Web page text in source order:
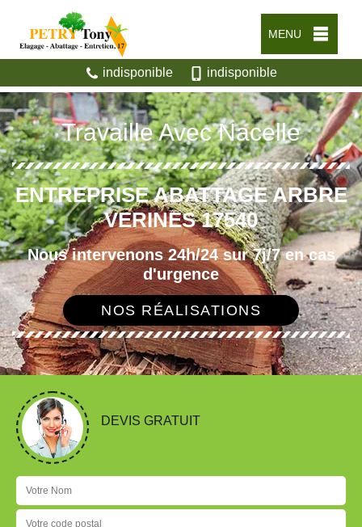
MENU
indisponible indisponible
Travaille Avec Nacelle
ENTREPRISE ABATTAGE ARBRE
VERINES 17540
Nous intervenons 24h/24 sur 7j/7 en cas
d'urgence
NOS RÉALISATIONS
DEVIS GRATUIT